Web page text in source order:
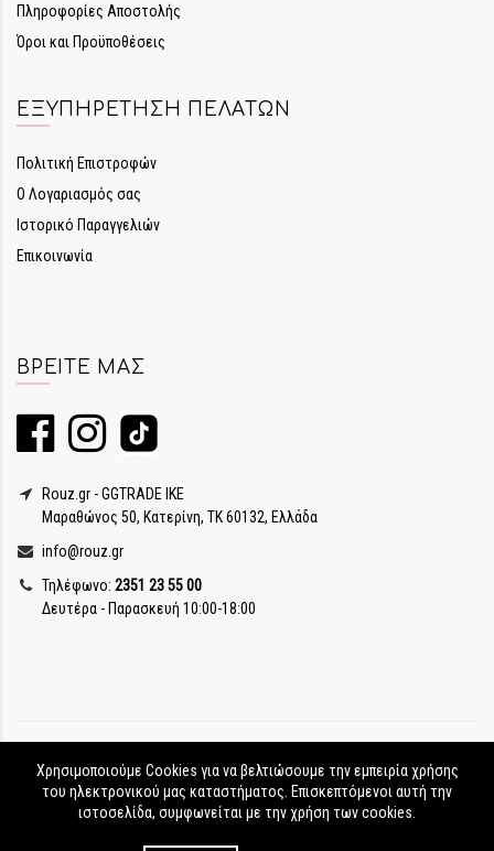
Πληροφορίες Αποστολής
Όροι και Προϋποθέσεις
ΕΞΥΠΗΡΈΤΗΣΗ ΠΕΛΑΤΏΝ
Πολιτική Επιστροφών
Ο Λογαριασμός σας
Ιστορικό Παραγγελιών
Επικοινωνία
ΒΡΕΊΤΕ ΜΑΣ
Rouz.gr - GGTRADE IKE
Μαραθώνος 50, Κατερίνη, ΤΚ 60132, Ελλάδα
info@rouz.gr
Τηλέφωνο: 2351 23 55 00
Δευτέρα - Παρασκευή 10:00-18:00
Χρησιμοποιούμε Cookies για να βελτιώσουμε την εμπειρία χρήσης
του ηλεκτρονικού μας καταστήματος. Επισκεπτόμενοι αυτή την
ιστοσελίδα, συμφωνείται με την χρήση των cookies.